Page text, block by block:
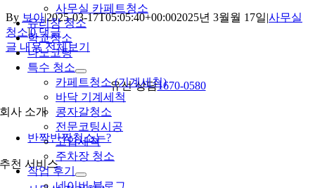
사무실 카페트청소
유리창 청소
학교청소
나노코팅
특수 청소
카페트청소 (기계세척)
바닥 기계세척
콩자갈청소
전문코팅시공
고압세척
주차장 청소
작업 후기
네이버 블로그
By 보아|2025-03-17T05:05:40+00:002025년 3월월 17일|사무실
청소|0 댓글
글 내용 전체보기
유선 상담1670-0580
회사 소개
반짝반짝청소는?
추천 서비스